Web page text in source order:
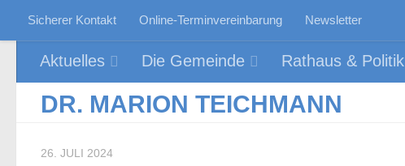
Zum Inhalt springen
Sicherer Kontakt Online-Terminvereinbarung Newsletter
Aktuelles Die Gemeinde Rathaus & Politik
DR. MARION TEICHMANN
26. JULI 2024